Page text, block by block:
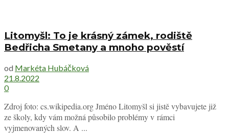
Litomyšl: To je krásný zámek, rodiště
Bedřicha Smetany a mnoho pověstí
od Markéta Hubáčková
21.8.2022
0
Zdroj foto: cs.wikipedia.org Jméno Litomyšl si jistě vybavujete již
ze školy, kdy vám možná působilo problémy v rámci
vyjmenovaných slov. A ...